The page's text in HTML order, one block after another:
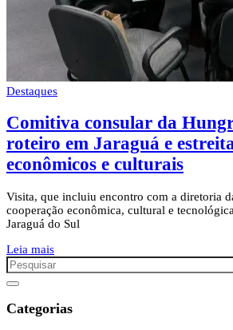
Destaques
Comitiva consular da
roteiro em Jaraguá e
econômicos e culturais
Visita, que incluiu encontro com a diretoria
cooperação econômica, cultural e
Jaraguá do Sul
Leia mais
Categorias